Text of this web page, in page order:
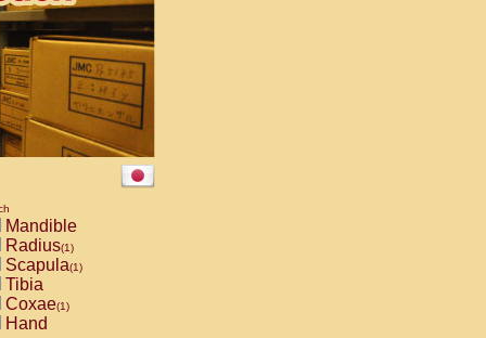
Mandible
Radius(1)
Scapula(1)
Tibia
Coxae(1)
Hand